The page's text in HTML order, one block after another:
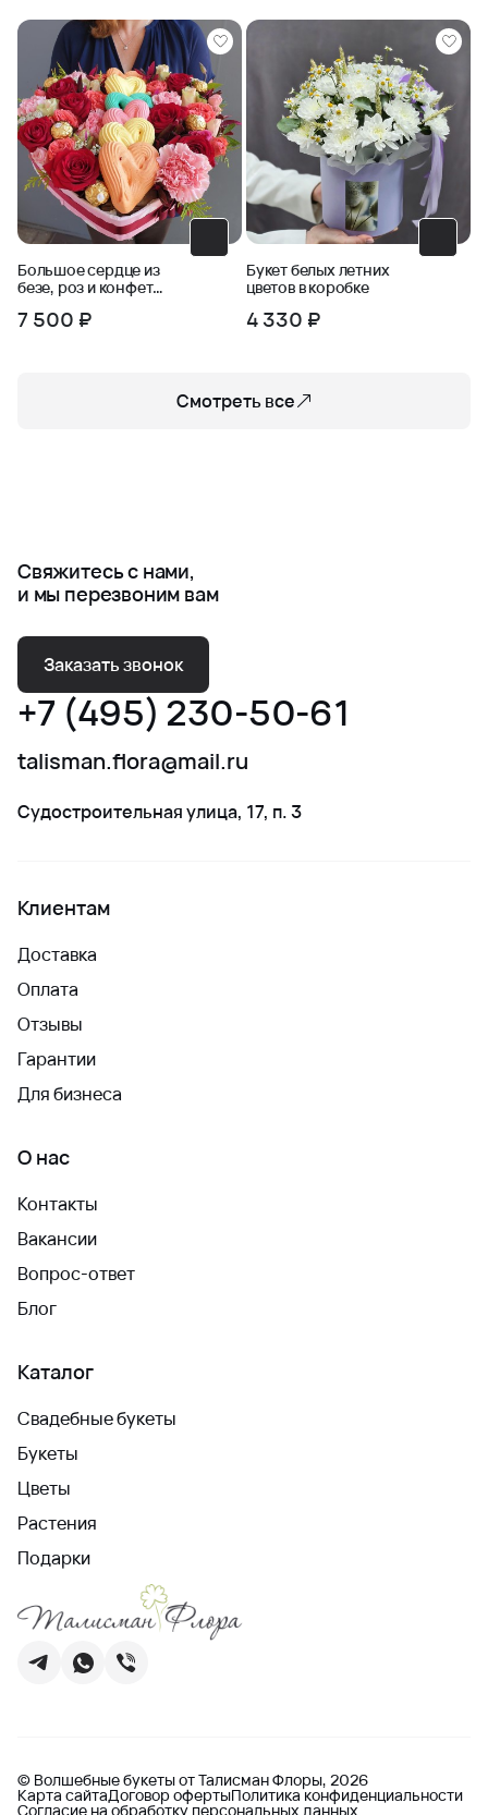
Большое сердце из
безе, роз и конфет
7 500 ₽
Букет белых летних
цветов в коробке
4 330 ₽
Смотреть все
Свяжитесь с нами,
и мы перезвоним вам
Заказать звонок
+7 (495) 230-50-61
talisman.flora@mail.ru
Судостроительная улица, 17, п. 3
Клиентам
Доставка
Оплата
Отзывы
Гарантии
Для бизнеса
О нас
Контакты
Вакансии
Вопрос-ответ
Блог
Каталог
Свадебные букеты
Букеты
Цветы
Растения
Подарки
© Волшебные букеты от Талисман Флоры, 2026
Карта сайтаДоговор офертыПолитика конфиденциальности
Согласие на обработку персональных данных